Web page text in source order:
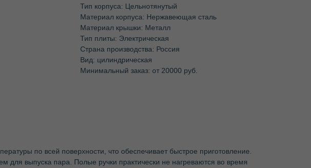
Тип корпуса: Цельнотянутый
Материал корпуса: Нержавеющая сталь
Материал крышки: Металл
Тип плиты: Электрическая
Страна производства: Россия
Вид: цилиндрическая
Минимальный заказ: от 20000 руб.
по всей поверхности, что обеспечивает быстрое приготовление.
для выпуска пара. Полые ручки практически не нагреваются во время